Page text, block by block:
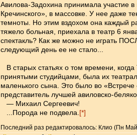
Авилова-Задохина принимала участие
Кречинского», в массовке. У нее даже
темноты. Но этим вздохом она каждый
тяжело больная, приехала в театр 6
спектакль? Как же можно не играть
следующий день ее не стало...
В старых статьях о том времени,
принятыми студийцами, была их
маленького сына. Это было во
представитель лучшей авиловско-
— Михаил Сергеевич!
...Порода не подвела. [*]
Последний раз редактировалось: Клио (Пн